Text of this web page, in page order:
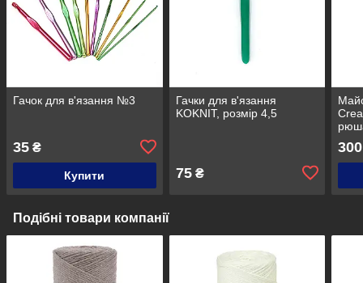
Гачок для в'язання №3
35 ₴
Купити
Гачки для в'язання
KOKNIT, розмір 4,5
75₴
300
Подібні товари компанії